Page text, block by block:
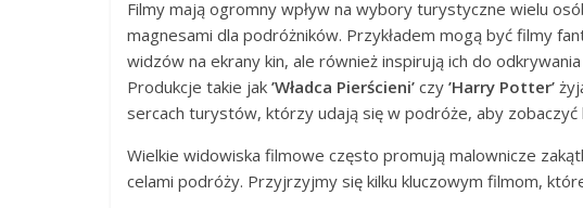
Filmy mają ogromny wpływ na wybory turystyczne wielu
magnesami dla podróżników. Przykładem mogą być filmy
widzów na ekrany kin, ale również inspirują ich do
Produkcje takie jak ’Władca Pierścieni’ czy ’Harry Potter’
sercach turystów, którzy udają się w podróże, aby zobaczyć
Wielkie widowiska filmowe często promują malownicze
celami podróży. Przyjrzyjmy się kilku kluczowym filmom,